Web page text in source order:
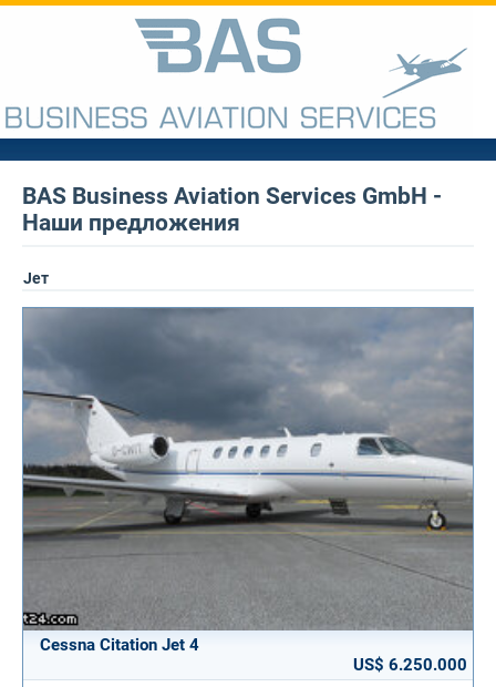
BAS Business Aviation Services GmbH -
Наши предложения
Jет
Cessna Citation Jet 4
US$ 6.250.000